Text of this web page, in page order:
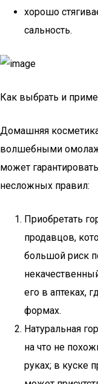
хорошо
сальность.
Как выбрать и
Домашняя
волшебными
может
несложных правил:
Приобретать
продавцов,
большой риск
его в аптеках,
формах.
Натуральная
на что не
руках; в куске